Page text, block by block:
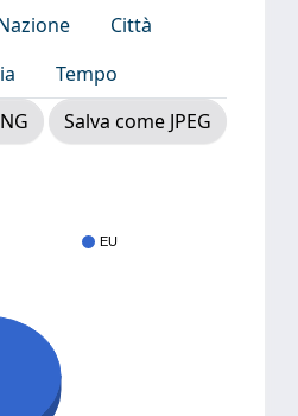
Città
Tempo
Salva come JPEG
EU